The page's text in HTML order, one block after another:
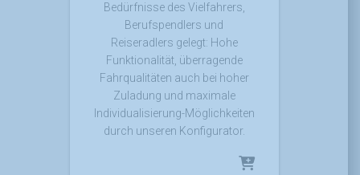
Bedürfnisse des Vielfahrers,
Berufspendlers und
Reiseradlers gelegt: Hohe
Funktionalität, überragende
Fahrqualitäten auch bei hoher
Zuladung und maximale
Individualisierung-Möglichkeiten
durch unseren Konfigurator.